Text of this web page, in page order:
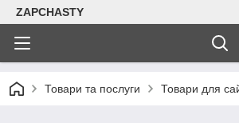
ZAPCHASTY
Товари та послуги Товари для